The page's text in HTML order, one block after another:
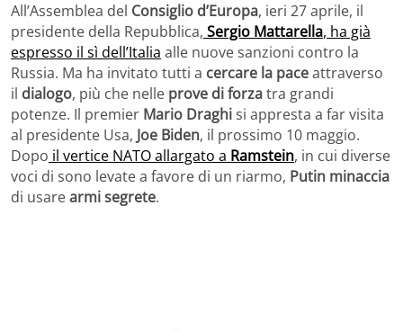
All’Assemblea del Consiglio d’Europa, ieri 27 aprile, il
presidente della Repubblica, Sergio Mattarella, ha già
espresso il sì dell’Italia alle nuove sanzioni contro la
Russia. Ma ha invitato tutti a cercare la paceattraverso
il dialogo, più che nelle prove di forzatra grandi
potenze. Il premier Mario Draghisi appresta a far visita
al presidente Usa, Joe Biden, il prossimo 10 maggio.
Dopo il vertice NATO allargato a Ramstein, in cui diverse
voci di sono levate a favore di un riarmo, Putin minaccia
di usarearmisegrete.